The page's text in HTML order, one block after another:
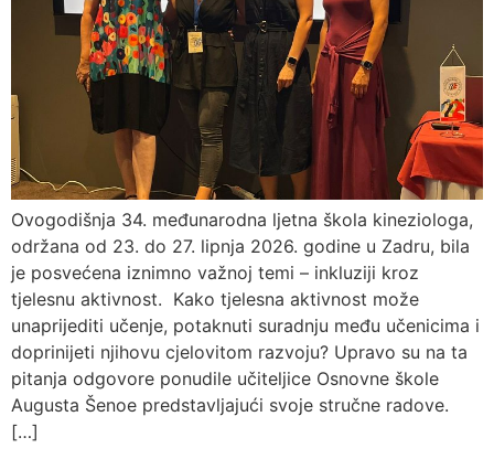
Ovogodišnja 34. međunarodna ljetna škola kineziologa,
održana od 23. do 27. lipnja 2026. godine u Zadru, bila
je posvećena iznimno važnoj temi – inkluziji kroz
tjelesnu aktivnost. Kako tjelesna aktivnost može
unaprijediti učenje, potaknuti suradnju među učenicima i
doprinijeti njihovu cjelovitom razvoju? Upravo su na ta
pitanja odgovore ponudile učiteljice Osnovne škole
Augusta Šenoe predstavljajući svoje stručne radove.
[…]